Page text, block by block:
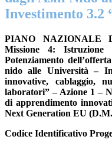
Investimento 3.2
PIANO NAZIONALE
Missione 4:
Potenziamento
nido alle Università –
innovative, cablaggio,
laboratori” – Azione 1 –
di apprendimento
Next Generation EU
Codice Identificativo